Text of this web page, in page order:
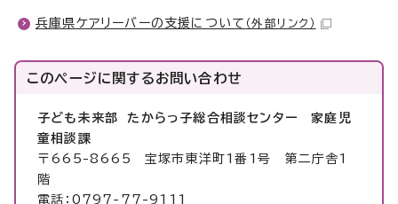
兵庫県ケアリーバーの支援について （外部リンク）
このページに関するお問い合わせ
子ども未来部 たからっ子総合相談センター 家庭児
童相談課
〒665-8665 宝塚市東洋町1番1号 第二庁舎1
階
電話：0797-77-9111